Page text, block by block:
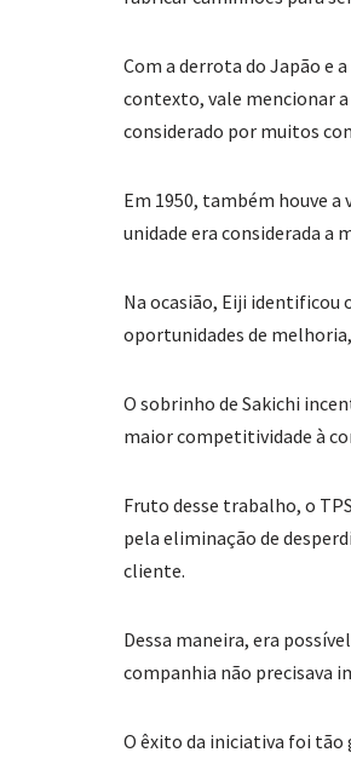
Com a derrota do Japão e
contexto, vale mencionar
considerado por muitos
Em 1950, também houve a
unidade era considerada
Na ocasião, Eiji
oportunidades de
O sobrinho de Sakichi
maior competitividade à
Fruto desse trabalho, o
pela eliminação de
cliente.
Dessa maneira, era
companhia não precisava
O êxito da iniciativa foi tão